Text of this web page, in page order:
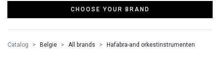
CHOOSE YOUR BRAND
Catalog Belgie All brands Hafabra-and orkestinstrumenten